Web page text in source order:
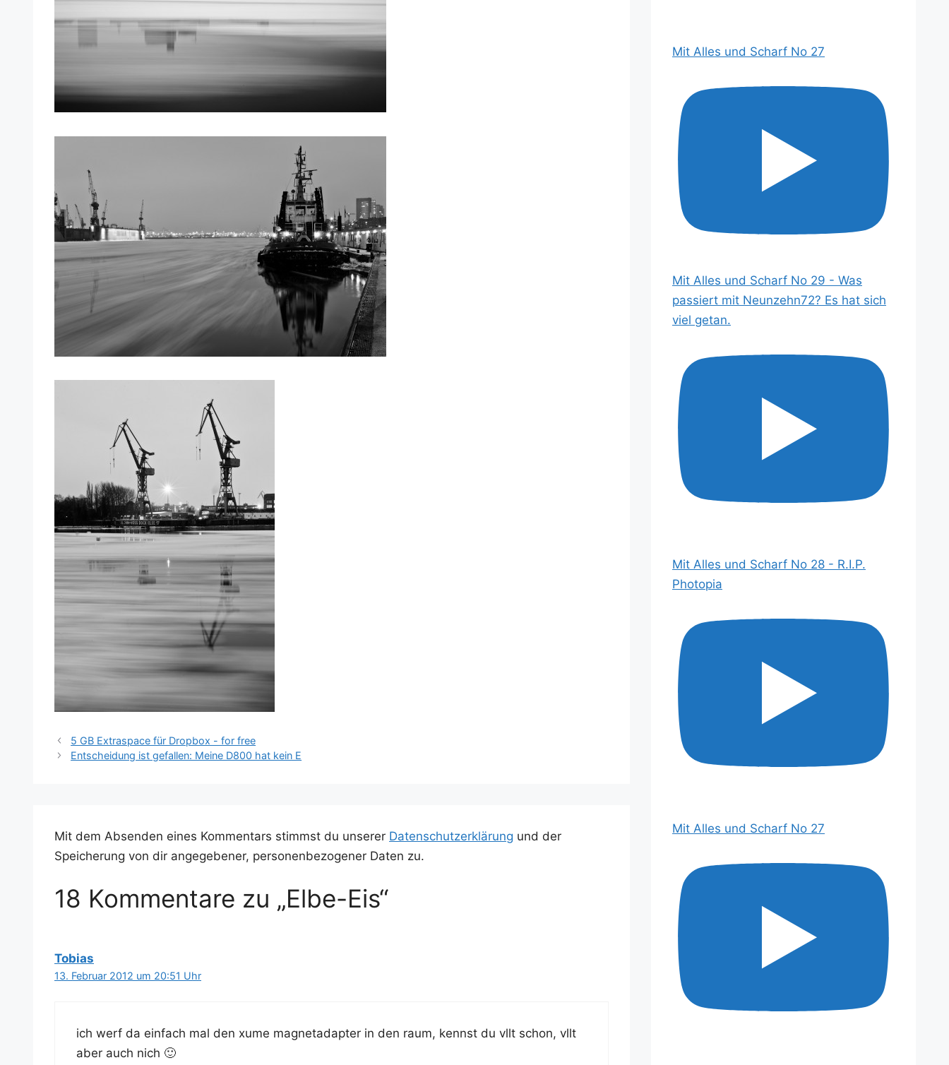
5 GB Extraspace für Dropbox - for free
Entscheidung ist gefallen: Meine D800 hat kein E
Mit dem Absenden eines Kommentars stimmst du unserer Datenschutzerklärung und der
Speicherung von dir angegebener, personenbezogener Daten zu.
18 Kommentare zu „Elbe-Eis“
Tobias
13. Februar 2012 um 20:51 Uhr
ich werf da ein­fach mal den xume magnet­ad­ap­ter in den raum, kennst du vllt schon, vllt
aber auch nich 🙂
Mit Alles und Scharf No 27
Mit Alles und Scharf No 29 - Was
passiert mit Neunzehn72? Es hat sich
viel getan.
Mit Alles und Scharf No 28 - R.I.P.
Photopia
Mit Alles und Scharf No 27